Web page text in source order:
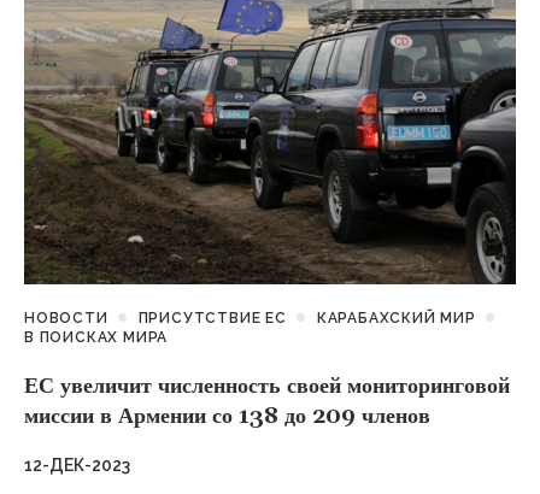
НОВОСТИ ПРИСУТСТВИЕ ЕС
КАРАБАХСКИЙ МИР
В ПОИСКАХ МИРА
ЕС увеличит численность своей мониторинговой
миссии в Армении со 138 до 209 членов
12-ДЕК-2023